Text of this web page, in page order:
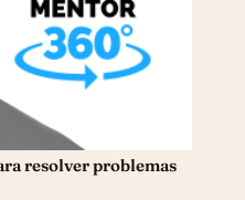
resolver problemas